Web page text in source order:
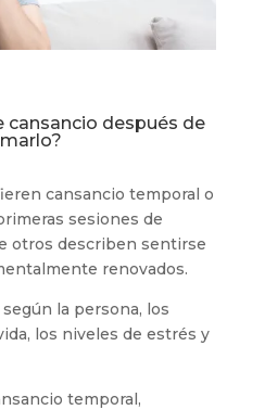
cansancio después de
cansancio temporal o
sesiones de
otros describen sentirse
renovados.
la persona, los
los niveles de estrés y
temporal,